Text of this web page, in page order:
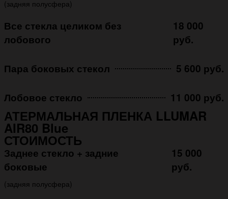
(задняя полусфера)
Все стекла целиком без
лобового
18 000
руб.
Пара боковых стекол 5 600 руб.
Лобовое стекло 11 000 руб.
АТЕРМАЛЬНАЯ ПЛЕНКА LLUMAR
AIR80 Blue
СТОИМОСТЬ
Заднее стекло + задние
боковые
15 000
руб.
(задняя полусфера)